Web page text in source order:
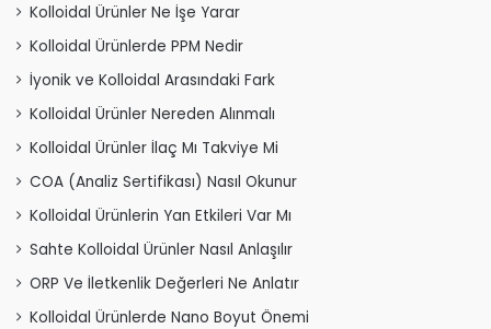
Kolloidal Ürünler Ne İşe Yarar
Kolloidal Ürünlerde PPM Nedir
İyonik ve Kolloidal Arasındaki Fark
Kolloidal Ürünler Nereden Alınmalı
Kolloidal Ürünler İlaç Mı Takviye Mi
COA (Analiz Sertifikası) Nasıl Okunur
Kolloidal Ürünlerin Yan Etkileri Var Mı
Sahte Kolloidal Ürünler Nasıl Anlaşılır
ORP Ve İletkenlik Değerleri Ne Anlatır
Kolloidal Ürünlerde Nano Boyut Önemi